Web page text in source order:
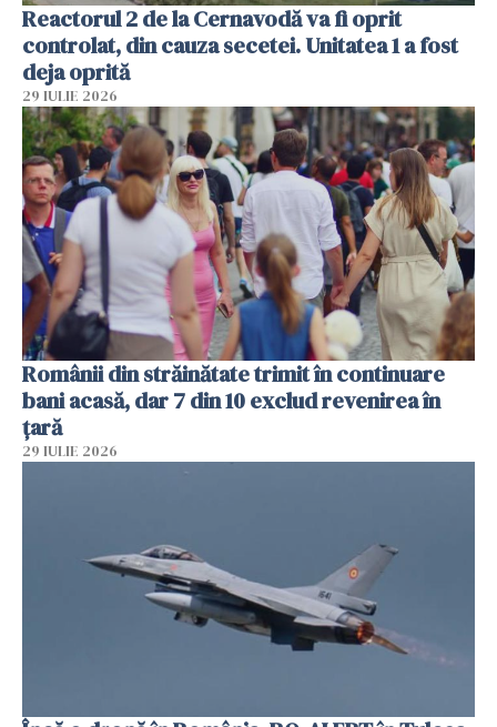
Reactorul 2 de la Cernavodă va fi oprit
controlat, din cauza secetei. Unitatea 1 a fost
deja oprită
29 IULIE 2026
Românii din străinătate trimit în continuare
bani acasă, dar 7 din 10 exclud revenirea în
țară
29 IULIE 2026